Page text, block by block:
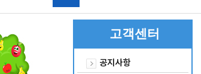
고객센터
공지사항